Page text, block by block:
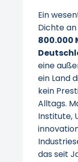
Ein
Dichte
800.000
eine
ein Land
kein
Alltags.
Institute,
das seit